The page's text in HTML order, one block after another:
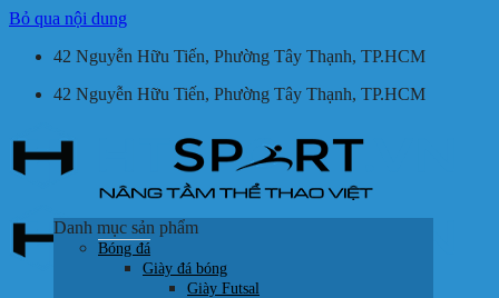
Bỏ qua nội dung
42 Nguyễn Hữu Tiến, Phường Tây Thạnh, TP.HCM
42 Nguyễn Hữu Tiến, Phường Tây Thạnh, TP.HCM
Danh mục sản phẩm
Bóng đá
Giày đá bóng
Giày Futsal